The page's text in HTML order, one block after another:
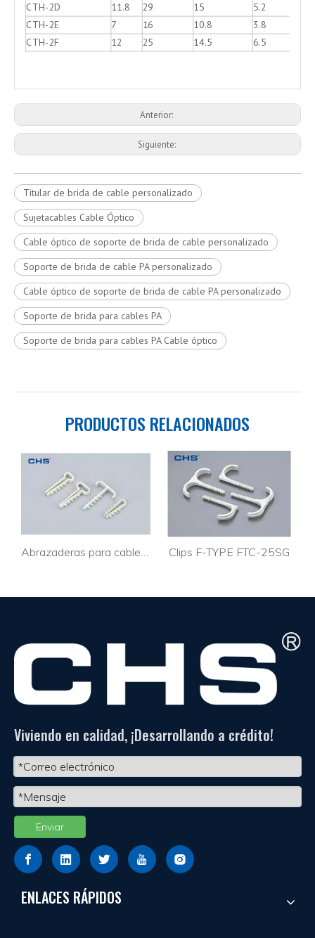
CTH-2D
11.8 29 15
5.2
CTH-2E
7 16 10.8
3.8
CTH-2F
12 25 14.5 6.5
Anterior:
Siguiente:
Titular de brida de cable personalizado
Sujetacables Cable Óptico
Cable óptico de soporte de brida de cable personalizado
Soporte de brida de cable PA personalizado
Cable óptico de soporte de brida de cable PA personalizado
Soporte de brida para cables PA
Soporte de brida para cables PA Cable óptico
PRODUCTOS RELACIONADOS
Clips F-TYPE FTC-25SG
Viviendo en calidad, ¡Desarrollando a crédito!
Enviar
ENLACES RÁPIDOS